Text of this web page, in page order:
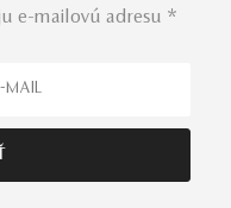
e-mailovú adresu *